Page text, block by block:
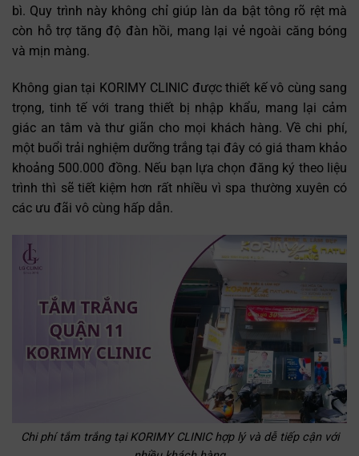
bì. Quy trình này không chỉ giúp làn da bật tông rõ rệt mà
còn hỗ trợ tăng độ đàn hồi, mang lại vẻ ngoài căng bóng
và mịn màng.
Không gian tại KORIMY CLINIC được thiết kế vô cùng sang
trọng, tinh tế với trang thiết bị nhập khẩu, mang lại cảm
giác an tâm và thư giãn cho mọi khách hàng. Về chi phí,
một buổi trải nghiệm dưỡng trắng tại đây có giá tham khảo
khoảng 500.000 đồng. Nếu bạn lựa chọn đăng ký theo liệu
trình thì sẽ tiết kiệm hơn rất nhiều vì spa thường xuyên có
các ưu đãi vô cùng hấp dẫn.
Chi phí tắm trắng tại KORIMY CLINIC hợp lý và dễ tiếp cận với